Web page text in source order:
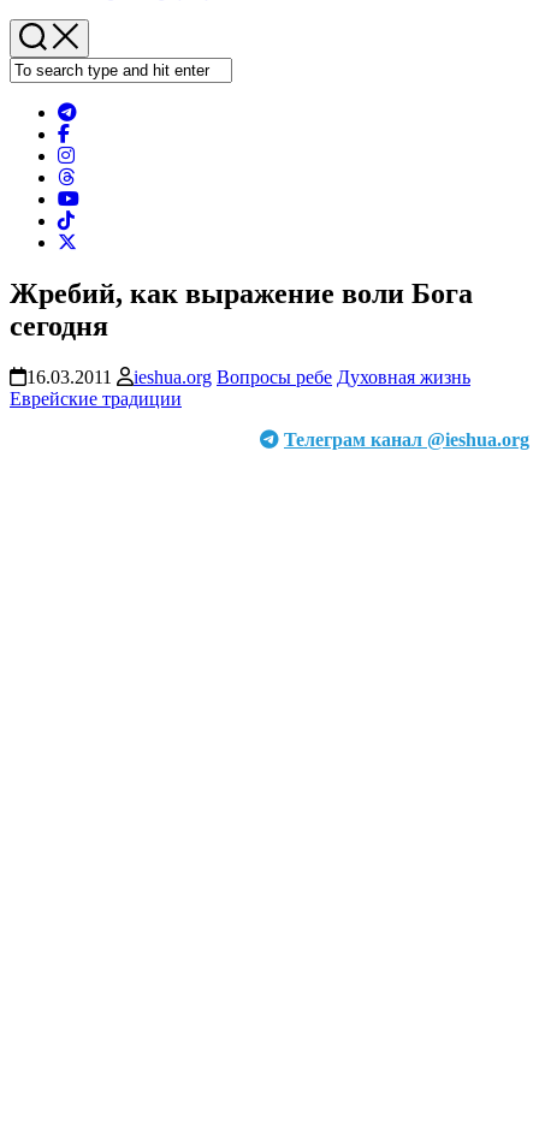
Жребий, как выражение воли Бога
сегодня
16.03.2011 ieshua.org Вопросы ребе Духовная жизнь
Еврейские традиции
Телеграм канал @ieshua.org